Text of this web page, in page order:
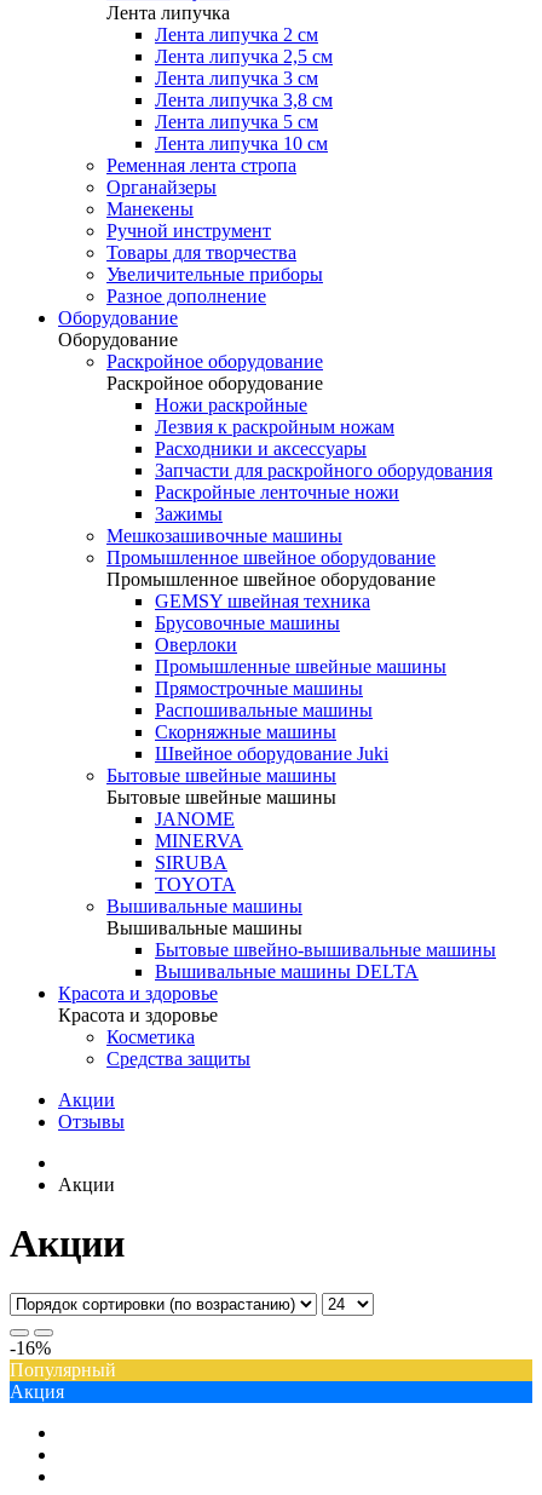
Лента липучка
Лента липучка 2 см
Лента липучка 2,5 см
Лента липучка 3 см
Лента липучка 3,8 см
Лента липучка 5 см
Лента липучка 10 см
Ременная лента стропа
Органайзеры
Манекены
Ручной инструмент
Товары для творчества
Увеличительные приборы
Разное дополнение
Оборудование
Оборудование
Раскройное оборудование
Раскройное оборудование
Ножи раскройные
Лезвия к раскройным ножам
Расходники и аксессуары
Запчасти для раскройного оборудования
Раскройные ленточные ножи
Зажимы
Мешкозашивочные машины
Промышленное швейное оборудование
Промышленное швейное оборудование
GEMSY швейная техника
Брусовочные машины
Оверлоки
Промышленные швейные машины
Прямострочные машины
Распошивальные машины
Скорняжные машины
Швейное оборудование Juki
Бытовые швейные машины
Бытовые швейные машины
JANOME
MINERVA
SIRUBA
TOYOTA
Вышивальные машины
Вышивальные машины
Бытовые швейно-вышивальные машины
Вышивальные машины DELTA
Красота и здоровье
Красота и здоровье
Косметика
Средства защиты
Акции
Отзывы
Акции
Акции
-16%
Популярный
Акция